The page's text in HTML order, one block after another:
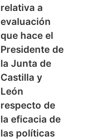
relativa a
evaluación
que hace el
Presidente de
la Junta de
Castilla y
León
respecto de
la eficacia de
las políticas